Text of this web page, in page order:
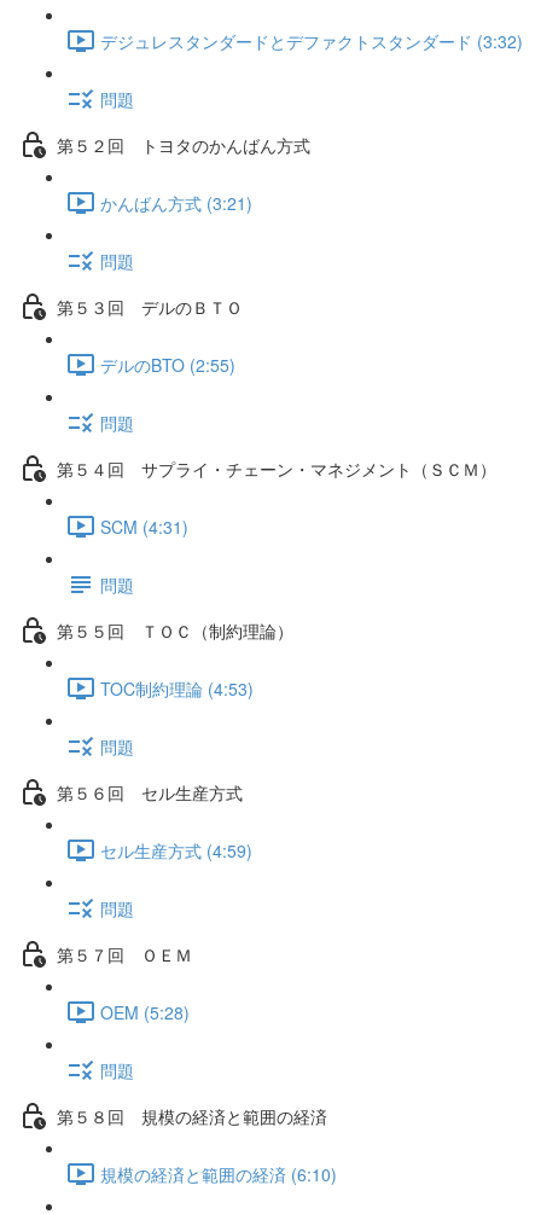
デジュレスタンダードとデファクトスタンダード (3:32)
問題
第５２回 トヨタのかんばん方式
かんばん方式 (3:21)
問題
第５３回 デルのＢＴＯ
デルのBTO (2:55)
問題
第５４回 サプライ・チェーン・マネジメント（ＳＣＭ）
SCM (4:31)
問題
第５５回 ＴＯＣ（制約理論）
TOC制約理論 (4:53)
問題
第５６回 セル生産方式
セル生産方式 (4:59)
問題
第５７回 ＯＥＭ
OEM (5:28)
問題
第５８回 規模の経済と範囲の経済
規模の経済と範囲の経済 (6:10)